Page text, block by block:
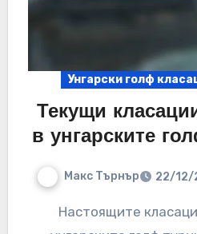
Унгарски голф
Текущи
в унгарските
Макс Търнър 22/12/
Настоящите класации на играчите в